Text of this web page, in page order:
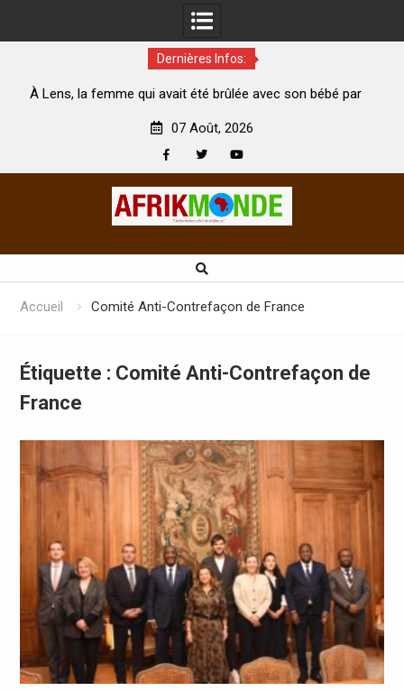
Dernières Infos:
avait été brûlée avec son bébé par
Coopération: Le
07 Août, 2026
Accueil Comité Anti-Contrefaçon de France
Étiquette : Comité Anti-Contrefaçon de
France